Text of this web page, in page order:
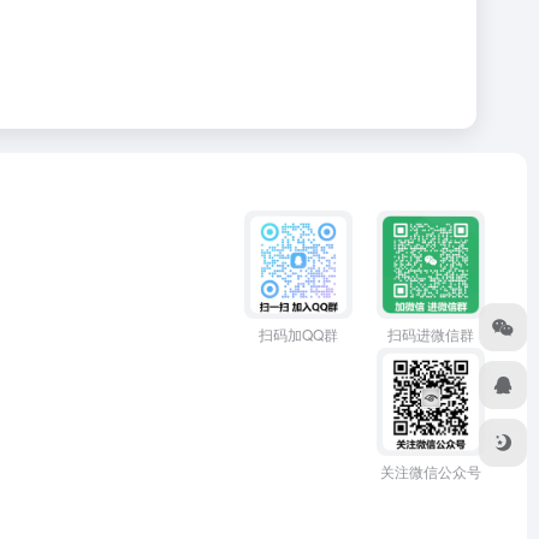
扫码加QQ群 扫码进微信群
关注微信公众号